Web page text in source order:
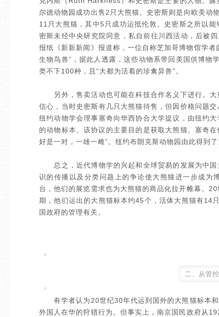
尔德动物园成功出售2只大熊猫。史密斯则是向欧美
11只大熊猫，其中5只成功运抵伦敦。史密斯之所以
密斯未经中央研究院同意，私自前往川西活动，后被
报纸《新新新闻》报道称，一位自称芝加哥博物馆学
生物鸟兽”，据此人透露，这些动物系带回美国供博
类不下100种，且“大都为活着的珍禽异兽”。
另外，售卖活动也可能在科技合作名义下进行。大
信心，当时史密斯有几只大熊猫待售，但因价格问题
纽约动物学会理事塞奇向华西协合大学提议，由纽约
的动物标本。该协议的主要目的是获取大熊猫。塞奇
好是一对，一雄一雌”。纽约布朗克斯动物园由此得到了
总之，近代博物学的兴起和全球贸易的发展为中国
识的传播以及分类问题上的争论使大熊猫进一步成为
台，他们的展览需求也为大熊猫的商品化拉开帷幕。
期，他们运出的大熊猫标本约45个，活体大熊猫有14
国政府的管理有关。
二、从管
有学者认为20世纪30年代运到国外的大熊猫标本和
外国人在华的狩猎行为。但事实上，南京国民政府从